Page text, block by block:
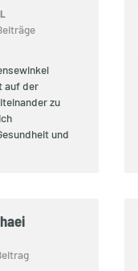
auf der
zu
und